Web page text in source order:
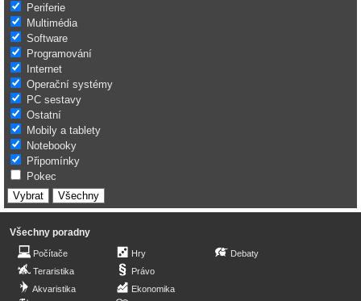
Periferie
Multimédia
Software
Programování
Internet
Operační systémy
PC sestavy
Ostatní
Mobily a tablety
Notebooky
Připomínky
Pokec
Všechny poradny
Počítače
Teraristika
Akvaristika
Hry
Právo
Ekonomika
Debaty